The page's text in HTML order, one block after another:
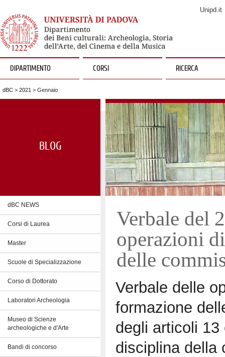
Unipd.it
DIPARTIMENTO CORSI RICERCA
dBC > 2021 > Gennaio
BLOG
dBC NEWS
Corsi di Laurea
Master
Scuole di Specializzazione
Corso di Dottorato
Laboratori Archeologia
Museo di Scienze
archeologiche e d'Arte
Bandi di concorso
Verbale del
operazioni
delle
Verbale delle
formazione
degli articoli
disciplina della